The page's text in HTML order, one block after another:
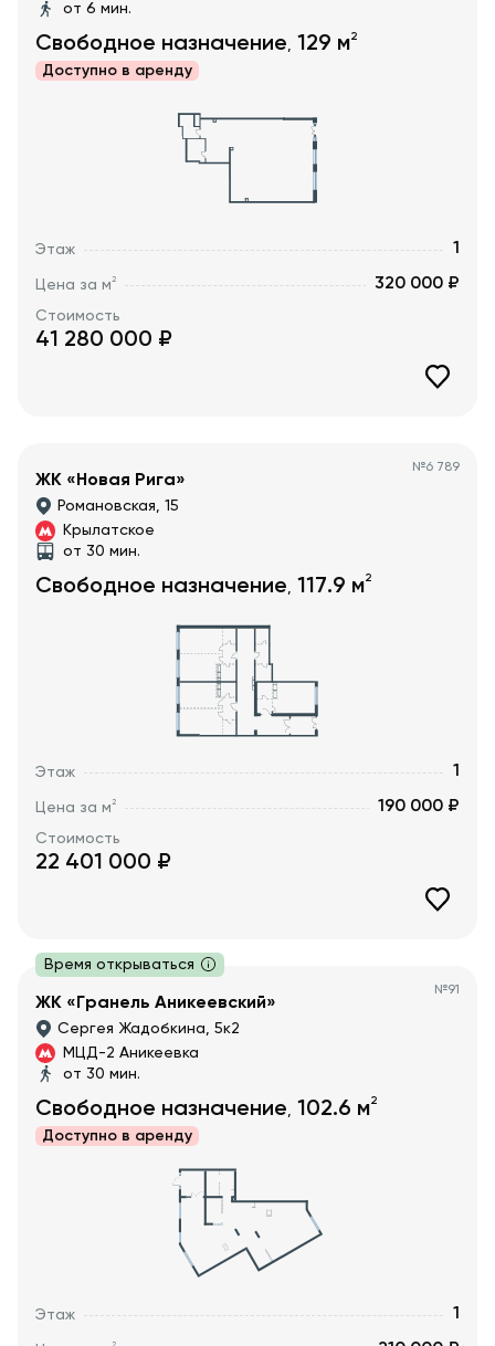
от 6 мин.
Свободное назначение, 129 м2
Доступно в аренду
Этаж 1
Цена за м2 320 000 ₽
Стоимость
41 280 000 ₽
№6 789
ЖК «Новая Рига»
Романовская, 15
Крылатское
от 30 мин.
Свободное назначение, 117.9 м2
Этаж 1
Цена за м2 190 000 ₽
Стоимость
22 401 000 ₽
Время открываться
№91
ЖК «Гранель Аникеевский»
Сергея Жадобкина, 5к2
МЦД-2 Аникеевка
от 30 мин.
Свободное назначение 102.6 м2
Доступно в аренду
Этаж 1